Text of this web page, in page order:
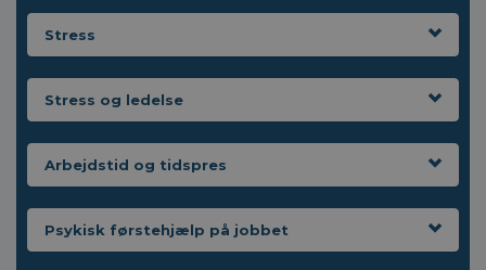
Stress
Stress og ledelse
Arbejdstid og tidspres
Psykisk førstehjælp på jobbet